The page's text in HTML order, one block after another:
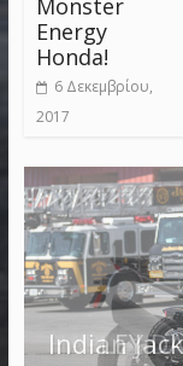
Monster
Energy
Honda!
6 Δεκεμβρίου,
2017
Indian